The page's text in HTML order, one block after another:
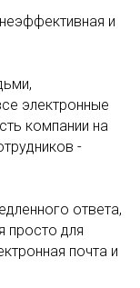
и
электронные
компании на
-
ответа,
просто для
почта и